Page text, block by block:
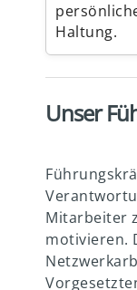
Haltung.
Unser
Mitarbeiter
motivieren.